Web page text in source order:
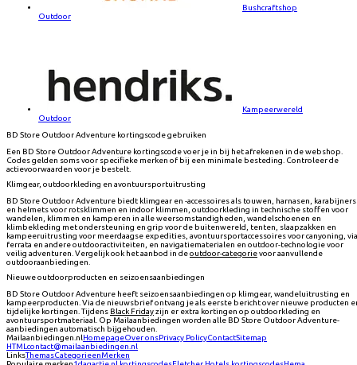
Bushcraftshop
Outdoor
Kampeerwereld
Outdoor
BD Store Outdoor Adventure kortingscode gebruiken
Een BD Store Outdoor Adventure kortingscode voer je in bij het afrekenen in de webshop.
Codes gelden soms voor specifieke merken of bij een minimale besteding. Controleer de
actievoorwaarden voor je bestelt.
Klimgear, outdoorkleding en avontuursportuitrusting
BD Store Outdoor Adventure biedt klimgear en -accessoires als touwen, harnasen, karabijners
en helmets voor rotsklimmen en indoor klimmen, outdoorkleding in technische stoffen voor
wandelen, klimmen en kamperen in alle weersomstandigheden, wandelschoenen en
klimbekleding met ondersteuning en grip voor de buitenwereld, tenten, slaapzakken en
kampeeruitrusting voor meerdaagse expedities, avontuursportaccessoires voor canyoning, via
ferrata en andere outdooractiviteiten, en navigatiematerialen en outdoor-technologie voor
veilig adventuren. Vergelijk ook het aanbod in deoutdoor-categorievoor aanvullende
outdooraanbiedingen.
Nieuwe outdoorproducten en seizoensaanbiedingen
BD Store Outdoor Adventure heeft seizoensaanbiedingen op klimgear, wandeluitrusting en
kampeerproducten. Via de nieuwsbrief ontvang je als eerste bericht over nieuwe producten
tijdelijke kortingen. Tijdens Black Fridayzijn er extra kortingen op outdoorkleding en
avontuursportmateriaal. Op Mailaanbiedingen worden alle BD Store Outdoor Adventure-
aanbiedingen automatisch bijgehouden.
Mailaanbiedingen.nlHomepageOver onsPrivacy PolicyContactSitemap
HTMLcontact@mailaanbiedingen.nl
LinksThemasCategorieenMerken